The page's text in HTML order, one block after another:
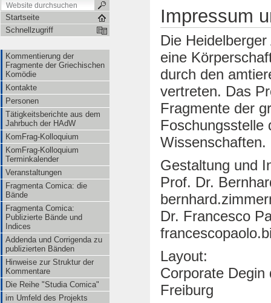
Die Reihe "Studia Comica"
Lexikon der Gegenstände aus der griechischen Komödie
Startseite
Schnellzugriff
Kommentierung der
Fragmente der Griechischen
Komödie
Kontakte
Personen
Tätigkeitsberichte aus dem
Jahrbuch der HAdW
KomFrag-Kolloquium
KomFrag-Kolloquium
Terminkalender
Veranstaltungen
Fragmenta Comica: die
Bände
Fragmenta Comica:
Publizierte Bände und
Indices
Addenda und Corrigenda zu
publizierten Bänden
Hinweise zur Struktur der
Kommentare
Die Reihe "Studia Comica"
im Umfeld des Projekts
Impressum
Die
eine
durch den
vertreten. Das
Fragmente der
Foschungsstelle
Wissenschaften.
Gestaltung und
Prof. Dr.
Dr. Francesco
Layout:
Corporate Degin
Freiburg